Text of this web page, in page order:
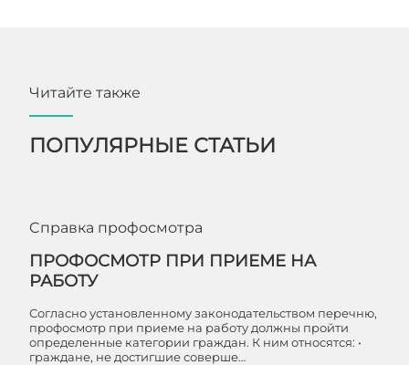
Читайте также
ПОПУЛЯРНЫЕ СТАТЬИ
Cправка профосмотра
ПРОФОСМОТР ПРИ ПРИЕМЕ НА
РАБОТУ
Согласно установленному законодательством перечню,
профосмотр при приеме на работу должны пройти
определенные категории граждан. К ним относятся: •
граждане, не достигшие соверше…